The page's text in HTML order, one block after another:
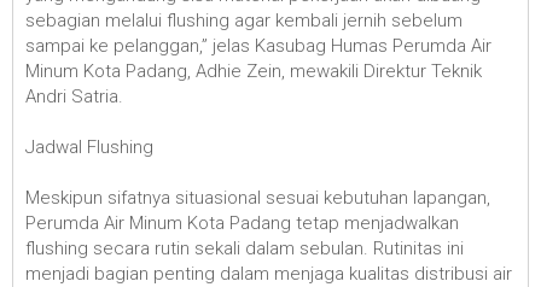
sebagian melalui flushing agar kembali jernih sebelum
sampai ke pelanggan,” jelas Kasubag Humas Perumda Air
Minum Kota Padang, Adhie Zein, mewakili Direktur Teknik
Andri Satria.
Jadwal Flushing
Meskipun sifatnya situasional sesuai kebutuhan lapangan,
Perumda Air Minum Kota Padang tetap menjadwalkan
flushing secara rutin sekali dalam sebulan. Rutinitas ini
menjadi bagian penting dalam menjaga kualitas distribusi air